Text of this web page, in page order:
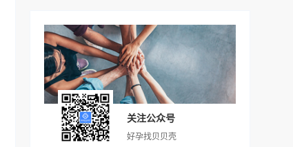
关注公众号
好孕找贝贝壳